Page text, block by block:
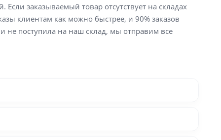
заказываемый товар отсутствует на складах
клиентам как можно быстрее, и 90% заказов
не поступила на наш склад, мы отправим все